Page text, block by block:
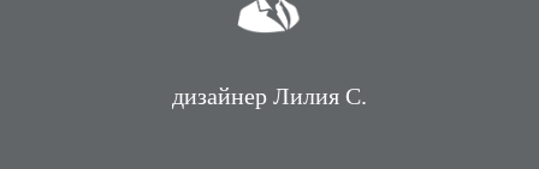
дизайнер Лилия С.